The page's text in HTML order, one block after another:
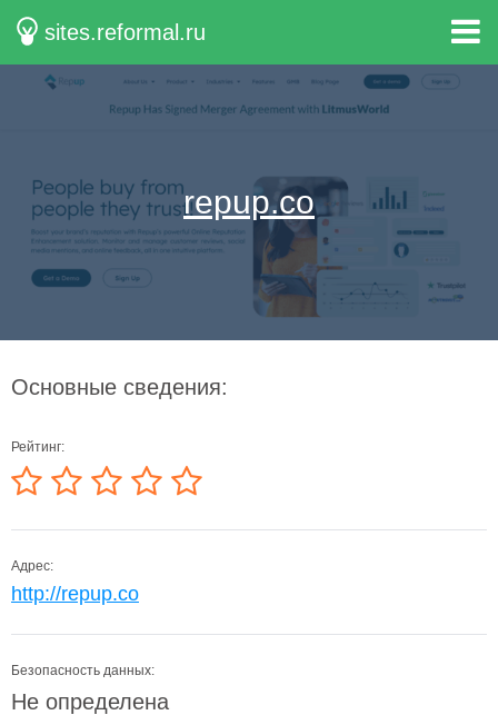
sites.reformal.ru
repup.co
Основные сведения:
Рейтинг:
Адрес:
http://repup.co
Безопасность данных:
Не определена